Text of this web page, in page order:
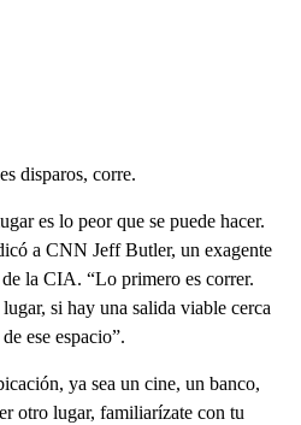
disparos, corre.
es lo peor que se puede hacer.
a CNN Jeff Butler, un exagente
la CIA. “Lo primero es correr.
si hay una salida viable cerca
ese espacio”.
ya sea un cine, un banco,
otro lugar, familiarízate con tu